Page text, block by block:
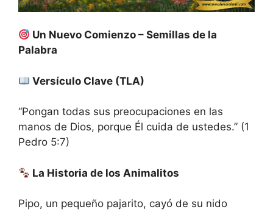
Un Nuevo Comienzo – Semillas de la
Palabra
Versículo Clave (TLA)
“Pongan todas sus preocupaciones en las
manos de Dios, porque Él cuida de ustedes.” (1
Pedro 5:7)
La Historia de los Animalitos
Pipo, un pequeño pajarito, cayó de su nido